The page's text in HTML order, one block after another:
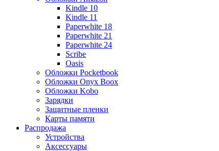
Kindle 10
Kindle 11
Paperwhite 18
Paperwhite 21
Paperwhite 24
Scribe
Oasis
Обложки Pocketbook
Обложки Onyx Boox
Обложки Kobo
Зарядки
Защитные пленки
Карты памяти
Распродажа
Устройства
Аксессуары